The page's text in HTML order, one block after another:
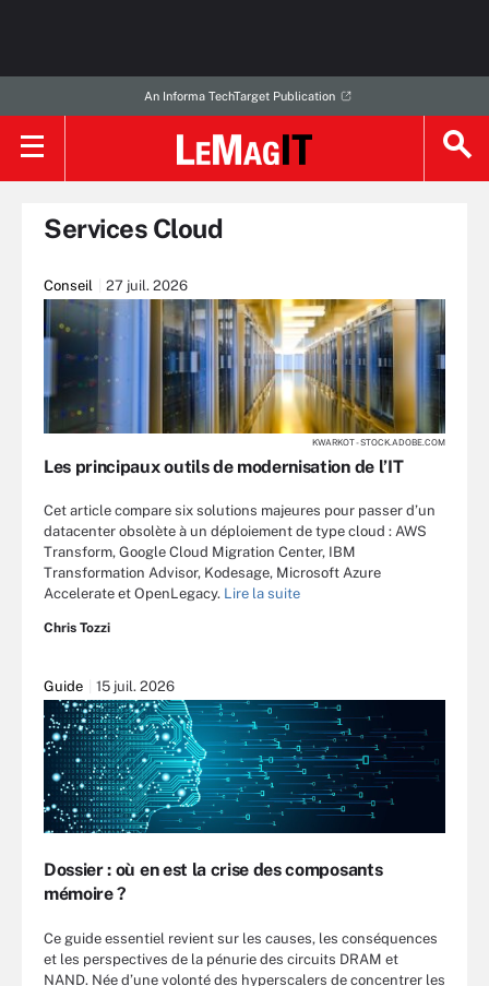
An Informa TechTarget Publication
Services Cloud
Conseil 27 juil. 2026
KWARKOT - STOCK.ADOBE.COM
Les principaux outils de modernisation de l’IT
Cet article compare six solutions majeures pour passer d’un
datacenter obsolète à un déploiement de type cloud : AWS
Transform, Google Cloud Migration Center, IBM
Transformation Advisor, Kodesage, Microsoft Azure
Accelerate et OpenLegacy. Lire la suite
Chris Tozzi
Guide 15 juil. 2026
Dossier : où en est la crise des composants
mémoire ?
Ce guide essentiel revient sur les causes, les conséquences
et les perspectives de la pénurie des circuits DRAM et
NAND. Née d’une volonté des hyperscalers de concentrer les